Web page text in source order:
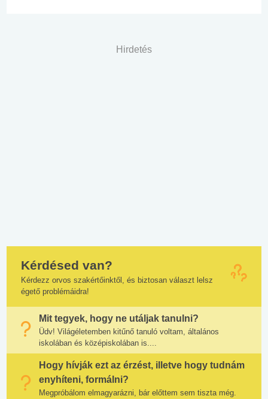
Hirdetés
Kérdésed van?
Kérdezz orvos szakértőinktől, és biztosan választ lelsz
égető problémáidra!
Mit tegyek, hogy ne utáljak tanulni?
Üdv! Világéletemben kitűnő tanuló voltam, általános
iskolában és középiskolában is....
Hogy hívják ezt az érzést, illetve hogy tudnám
enyhíteni, formálni?
Megpróbálom elmagyarázni, bár előttem sem tiszta még.